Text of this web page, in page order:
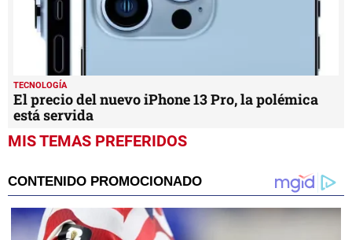
TECNOLOGÍA
El precio del nuevo iPhone 13 Pro, la polémica
está servida
MIS TEMAS PREFERIDOS